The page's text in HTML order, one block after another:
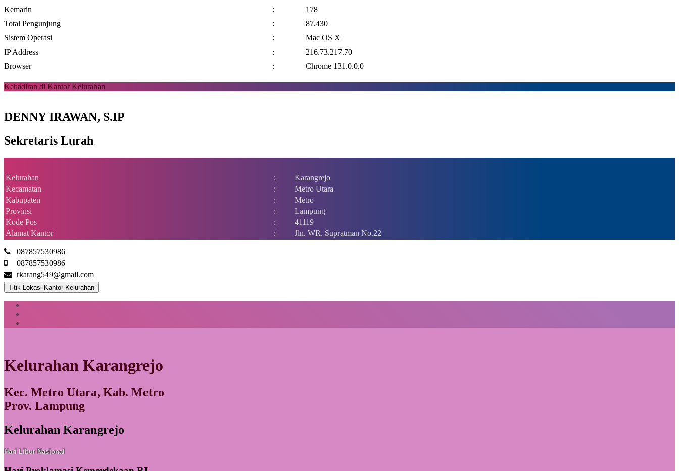
Kemarin
:
178
Total Pengunjung
:
87.430
Sistem Operasi
:
Mac OS X
IP Address
:
216.73.217.70
Browser
: Chrome 131.0.0.0
Kehadiran di Kantor Kelurahan
DENNY IRAWAN, S.IP
Sekretaris Lurah
Kelurahan :
Karangrejo
Kecamatan
:
Metro Utara
Kabupaten
:
Metro
Provinsi
:
Lampung
Kode Pos
:
41119
Alamat Kantor
: Jln. WR. Supratman No.22
087857530986
087857530986
rkarang549@gmail.com
Titik Lokasi Kantor Kelurahan
Kelurahan Karangrejo
Kec. Metro Utara, Kab. Metro
Prov. Lampung
Kelurahan Karangrejo
Hari Libur Nasional